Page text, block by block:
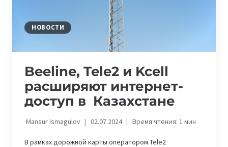
НОВОСТИ
Beeline, Tele2 и Kcell
расширяют интернет-
доступ в Казахстане
Mansur Ismagulov 02.07.2024 Время чтения: 1мин
В рамках дорожной карты оператором Tele2